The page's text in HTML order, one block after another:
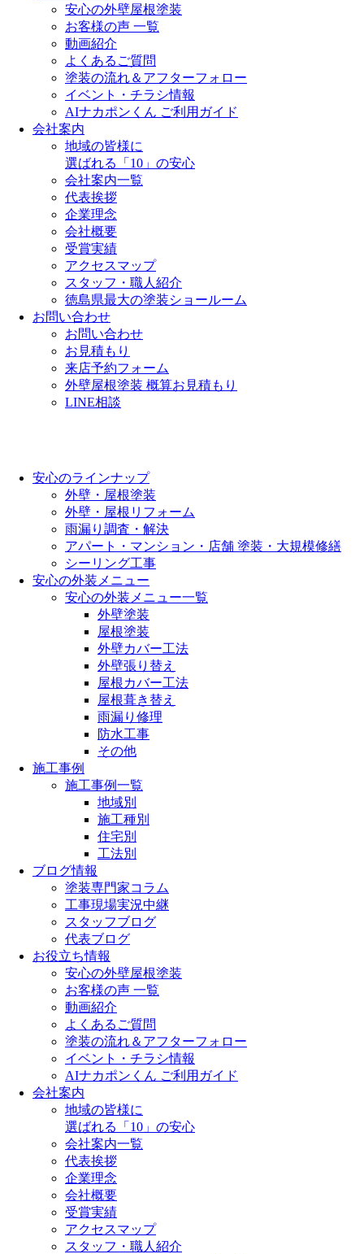
安心の外壁屋根塗装
お客様の声 一覧
動画紹介
よくあるご質問
塗装の流れ＆アフターフォロー
イベント・チラシ情報
AIナカポンくん ご利用ガイド
会社案内
地域の皆様に
選ばれる「10」の安心
会社案内一覧
代表挨拶
企業理念
会社概要
受賞実績
アクセスマップ
スタッフ・職人紹介
徳島県最大の塗装ショールーム
お問い合わせ
お問い合わせ
お見積もり
来店予約フォーム
外壁屋根塗装 概算お見積もり
LINE相談
安心のラインナップ
外壁・屋根塗装
外壁・屋根リフォーム
雨漏り調査・解決
アパート・マンション・店舗 塗装・大規模修繕
シーリング工事
安心の外装メニュー
安心の外装メニュー一覧
外壁塗装
屋根塗装
外壁カバー工法
外壁張り替え
屋根カバー工法
屋根葺き替え
雨漏り修理
防水工事
その他
施工事例
施工事例一覧
地域別
施工種別
住宅別
工法別
ブログ情報
塗装専門家コラム
工事現場実況中継
スタッフブログ
代表ブログ
お役立ち情報
安心の外壁屋根塗装
お客様の声 一覧
動画紹介
よくあるご質問
塗装の流れ＆アフターフォロー
イベント・チラシ情報
AIナカポンくん ご利用ガイド
会社案内
地域の皆様に
選ばれる「10」の安心
会社案内一覧
代表挨拶
企業理念
会社概要
受賞実績
アクセスマップ
スタッフ・職人紹介